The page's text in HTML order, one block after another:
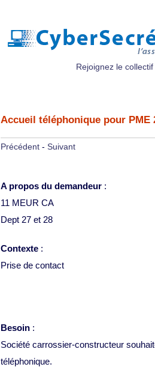
Rejoignez le collectif
Accueil téléphonique pour PME
Précédent - Suivant
A propos du demandeur :
11 MEUR CA
Dept 27 et 28
Contexte :
Prise de contact
Besoin :
Société carrossier-constructeur
téléphonique.